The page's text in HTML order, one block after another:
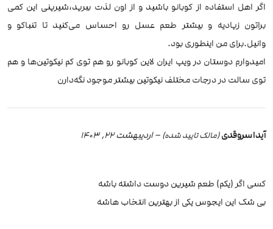
اگر اهل استفاده از کوبانو باشید و از اون لذت ببرید،شیرینی این کمی
براتون زیادیه و بیشتر طعم عسل رو احساس می‌کنید تا تنباکو و
وانیل.برای من اینطوری بود.
امیدوارم دوستان در ویپ ایران لاین کوبانو رو هم توی کم‌ نیکوتین‌ها و هم
توی سالت در درجات مختلف نیکوتین بیشتر موجود نگه‌دارن
آیدا سروقدی(مالک تایید شده) – اردیبهشت 22, 1403
کسی اگر (یکم) طعم شیرین دوست داشته باشه
بی شک این ایجوس یکی از بهترین انتخاب هاشه